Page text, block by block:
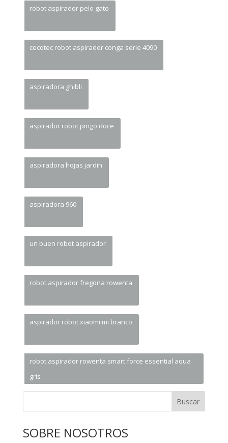
robot aspirador pelo gato
cecotec robot aspirador conga serie 4090
aspiradora ghibli
aspirador robot pingo doce
aspiradora hojas jardin
aspiradora 960
un buen robot aspirador
robot aspirador fregona rowenta
aspirador robot xiaomi mi branco
robot aspirador rowenta smart force essential aqua
gris
Buscar
SOBRE NOSOTROS